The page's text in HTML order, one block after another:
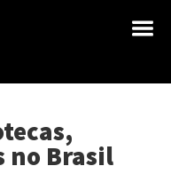
no Brasil